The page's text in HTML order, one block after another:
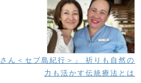
ん＜セブ島紀行＞」 祈りも自然の
力も活かす伝統療法とは